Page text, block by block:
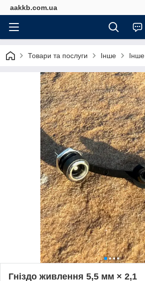
aakkb.com.ua
Товари та послуги Інше Інше
Гніздо живлення 5,5 мм × 2,1